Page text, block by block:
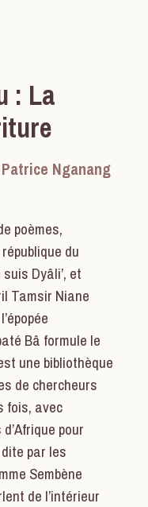
: La
Nganang
poèmes,
du
Dyâli’, et
Tamsir Niane
Bâ formule le
une bibliothèque
de chercheurs
fois, avec
pour
par les
Sembène
de l’intérieur